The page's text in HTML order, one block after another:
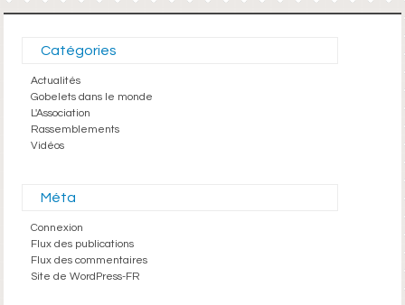
Catégories
Actualités
Gobelets dans le monde
L'Association
Rassemblements
Vidéos
Méta
Connexion
Flux des publications
Flux des commentaires
Site de WordPress-FR